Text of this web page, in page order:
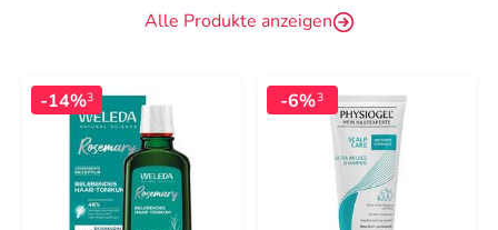
Alle Produkte anzeigen
-14%3 -6%3